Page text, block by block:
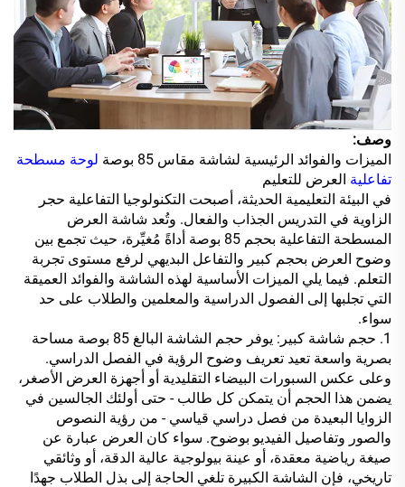
وصف:
الميزات والفوائد الرئيسية لشاشة مقاس 85 بوصة
لوحة مسطحة
تفاعلية العرض للتعليم
في البيئة التعليمية الحديثة، أصبحت التكنولوجيا التفاعلية حجر
الزاوية في التدريس الجذاب والفعال. وتُعد شاشة العرض
المسطحة التفاعلية بحجم 85 بوصة أداةً مُغيِّرة، حيث تجمع بين
وضوح العرض بحجم كبير والتفاعل البديهي لرفع مستوى تجربة
التعلم. فيما يلي الميزات الأساسية لهذه الشاشة والفوائد العميقة
التي تجلبها إلى الفصول الدراسية والمعلمين والطلاب على حد
سواء.
1. حجم شاشة كبير: يوفر حجم الشاشة البالغ 85 بوصة مساحة
بصرية واسعة تعيد تعريف وضوح الرؤية في الفصل الدراسي.
وعلى عكس السبورات البيضاء التقليدية أو أجهزة العرض الأصغر،
يضمن هذا الحجم أن يتمكن كل طالب - حتى أولئك الجالسين في
الزوايا البعيدة من فصل دراسي قياسي - من رؤية النصوص
والصور وتفاصيل الفيديو بوضوح. سواء كان العرض عبارة عن
صيغة رياضية معقدة، أو عينة بيولوجية عالية الدقة، أو وثائقي
تاريخي، فإن الشاشة الكبيرة تلغي الحاجة إلى بذل الطلاب جهدًا